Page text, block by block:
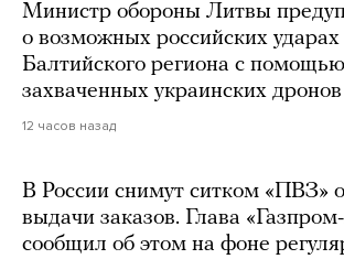
Министр обороны Литвы
о возможных российских
Балтийского региона с помощью
захваченных украинских дронов
12 часов назад
В России снимут ситком «ПВЗ»
выдачи заказов. Глава
сообщил об этом на фоне